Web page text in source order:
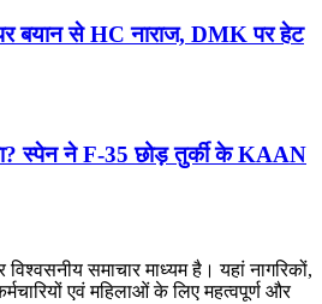
बयान से HC नाराज, DMK पर हेट
स्पेन ने F-35 छोड़ तुर्की के KAAN
समाचार माध्यम है। यहां नागरिकों,
कर्मचारियों एवं महिलाओं के लिए महत्वपूर्ण और